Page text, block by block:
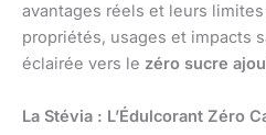
avantages réels et leurs
propriétés, usages et impacts
éclairée vers le zéro sucre
La Stévia : L’Édulcorant Zéro